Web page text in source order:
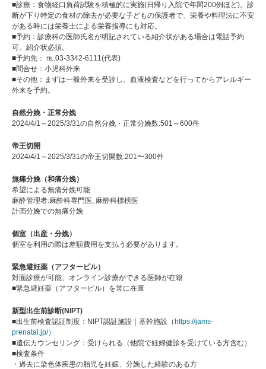
■診療：食物経口負荷試験を積極的に実施(日帰り入院で年間200例ほど)。診
断が下り特定の食材の除去が必要な子どもの保護者で、栄養や料理法に不安
がある時には栄養士による栄養指導にも対応。
■予約：診療科の医師氏名が明記されている紹介状がある場合は電話予約
可。紹介状必須。
■予約先： ℡.03-3342-6111(代表)
■問合せ：小児科外来
■その他：まずは一般外来を受診し、血液検査などを行ってからアレルギー
外来を予約。
自然分娩・正常分娩
2024/4/1～2025/3/31の自然分娩・正常分娩数:501～600件
帝王切開
2024/4/1～2025/3/31の帝王切開数:201〜300件
無痛分娩（和痛分娩）
希望による無痛分娩可能
麻酔管理者:麻酔科専門医, 麻酔科標榜医
計画分娩での無痛分娩
個室（出産・分娩）
個室を利用の際は差額費用を支払う必要があります。
緊急避妊薬（アフターピル）
対面診療が可能、オンライン診療ができる医師が在籍
■緊急避妊薬（アフターピル）を常に在庫
新型出生前診断(NIPT)
■出生前検査認証制度：NIPT認証施設｜基幹施設（ https://jams-
prenatal.jp/）
■遺伝カウンセリング：受けられる（他院で妊婦健診を受けている方含む）
■検査条件
・過去に染色体疾患の胎児を妊娠、分娩した経験のある方